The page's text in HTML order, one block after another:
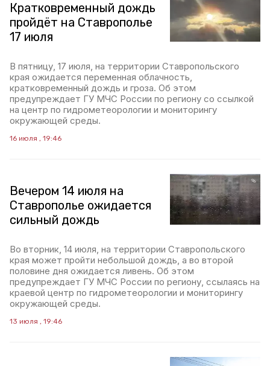
Кратковременный дождь
пройдёт на Ставрополье
17 июля
В пятницу, 17 июля, на территории Ставропольского
края ожидается переменная облачность,
кратковременный дождь и гроза. Об этом
предупреждает ГУ МЧС России по региону со ссылкой
на центр по гидрометеорологии и мониторингу
окружающей среды.
16 июля , 19:46
Вечером 14 июля на
Ставрополье ожидается
сильный дождь
Во вторник, 14 июля, на территории Ставропольского
края может пройти небольшой дождь, а во второй
половине дня ожидается ливень. Об этом
предупреждает ГУ МЧС России по региону, ссылаясь на
краевой центр по гидрометеорологии и мониторингу
окружающей среды.
13 июля , 19:46